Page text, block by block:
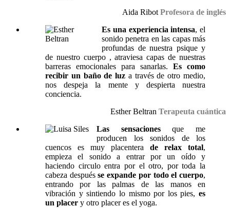
Aida Ribot Profesora de inglés
Es una experiencia intensa, el
sonido penetra en las capas más
profundas de nuestra psique y
de nuestro cuerpo , atraviesa capas de nuestras
barreras emocionales para sanarlas. Es como
recibir un baño de luz a través de otro medio,
nos despeja la mente y despierta nuestra
conciencia.
Esther Beltran Terapeuta cuántica
Las sensacionesque me
producen los sonidos de los
cuencos es muy placentera de relax total,
empieza el sonido a entrar por un oído y
haciendo circulo entra por el otro, por toda la
cabeza despuésse expande por todo el cuerpo,
entrando por las palmas de las manos en
vibración y sintiendo lo mismo por los pies, es
un placer y otro placer es el yoga.